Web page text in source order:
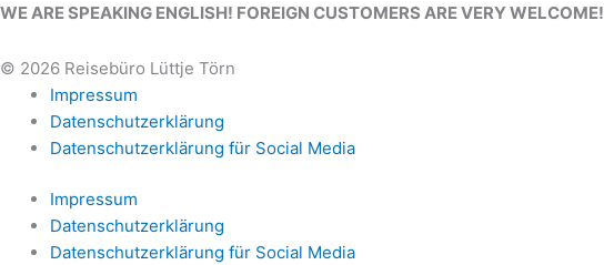
WE ARE SPEAKING ENGLISH! FOREIGN CUSTOMERS ARE VERY WELCOME!
© 2026 Reisebüro Lüttje Törn
Impressum
Datenschutzerklärung
Datenschutzerklärung für Social Media
Impressum
Datenschutzerklärung
Datenschutzerklärung für Social Media